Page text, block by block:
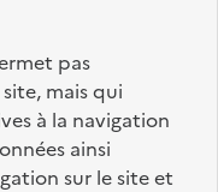
pas
mais qui
à la navigation
ainsi
sur le site et
financière